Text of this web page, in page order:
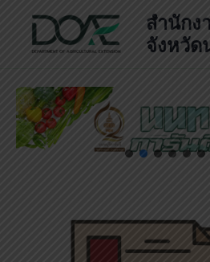
content
สำนักง
จังหวัด